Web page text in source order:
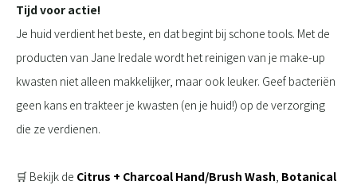
Tijd voor actie!
Je huid verdient het beste, en dat begint bij schone tools. Met de
producten van Jane Iredale wordt het reinigen van je make-up
kwasten niet alleen makkelijker, maar ook leuker. Geef bacteriën
geen kans en trakteer je kwasten (en je huid!) op de verzorging
die ze verdienen.
🛒 Bekijk de Citrus + Charcoal Hand/Brush Wash Botanical